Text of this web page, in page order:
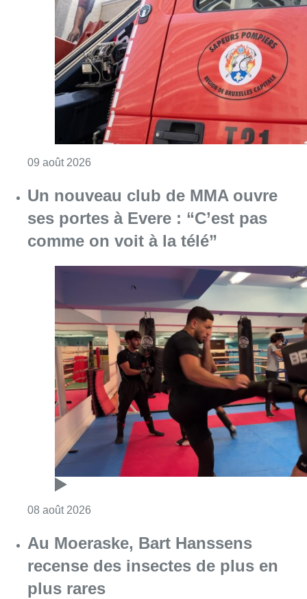
Un nouveau club de MMA ouvre
ses portes à Evere : “C’est pas
comme on voit à la télé”
08 août 2026Consulter l'article "Un nouveau club de
Au Moeraske, Bart Hanssens
recense des insectes de plus en
plus rares